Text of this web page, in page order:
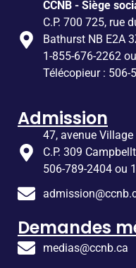
CCNB - Siège
C.P. 700 725, rue
Bathurst NB E2A
1-855-676-2262
Télécopieur : 506-
Admission
47, avenue Village
C.P. 309
506-789-2404 ou
Demandes
medias@ccnb.ca